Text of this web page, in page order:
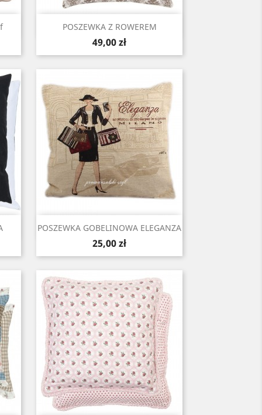
POSZEWKA Z ROWEREM
Cena
49,00 zł
Szybki podgląd
POSZEWKA GOBELINOWA ELEGANZA
Cena
25,00 zł
 Szybki podgląd